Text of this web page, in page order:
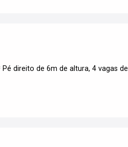
direito de 6m de altura, 4 vagas de